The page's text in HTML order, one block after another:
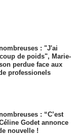
: "J'ai
de poids", Marie-
perdue face aux
professionels
: “C’est
Godet annonce
nouvelle !